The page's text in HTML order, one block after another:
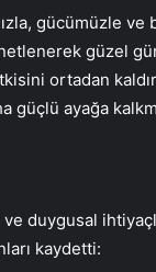
gücümüzle
güzel
ortadan
güçlü ayağa
duygusal
kaydetti: